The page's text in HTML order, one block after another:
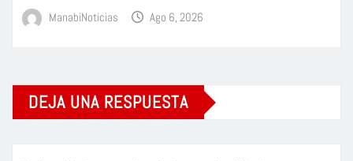
ManabiNoticias Ago 6, 2026
DEJA UNA RESPUESTA